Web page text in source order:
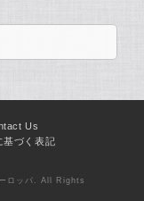
Us
基づく表記
ロッパ. All Rights